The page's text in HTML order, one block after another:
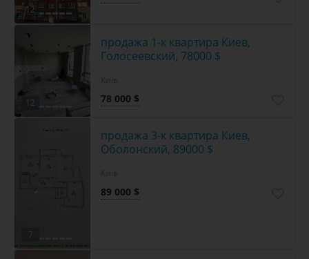
12
12
продажа 1-к квартира Киев,
Голосеевский, 78000 $
78 000 $
7
продажа 3-к квартира Киев,
Оболонский, 89000 $
89 000 $